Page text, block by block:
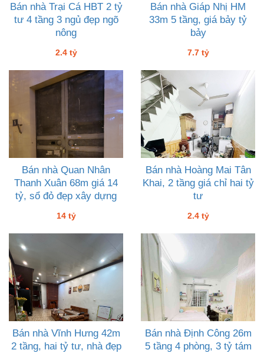
Bán nhà Trại Cá HBT 2 tỷ
tư 4 tầng 3 ngủ đẹp ngõ
nông
2.4 tỷ
Bán nhà Giáp Nhị HM
33m 5 tầng, giá bảy tỷ
bảy
7.7 tỷ
Bán nhà Quan Nhân
Thanh Xuân 68m giá 14
tỷ, sổ đỏ đẹp xây dựng
14 tỷ
Bán nhà Hoàng Mai Tân
Khai, 2 tầng giá chỉ hai tỷ
tư
2.4 tỷ
Bán nhà Vĩnh Hưng 42m
2 tầng, hai tỷ tư, nhà đẹp
Bán nhà Định Công 26m
5 tầng 4 phòng, 3 tỷ tám